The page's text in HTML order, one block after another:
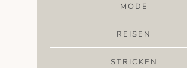
MODE
REISEN
STRICKEN